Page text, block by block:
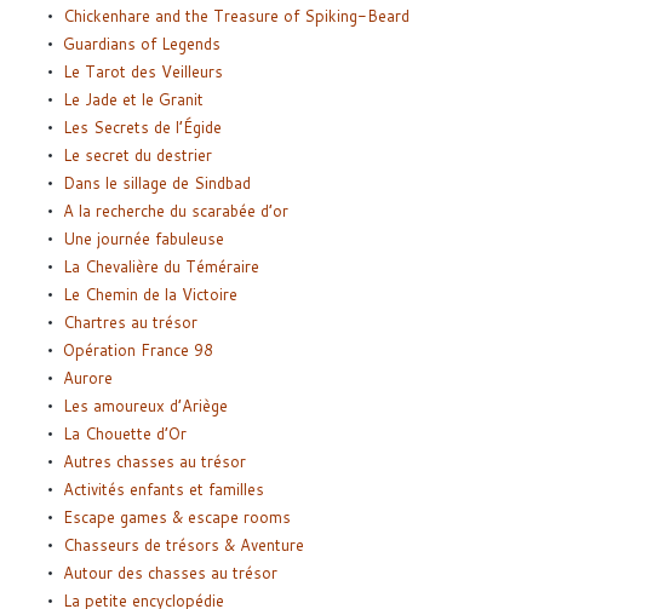
Chickenhare and the Treasure of Spiking-Beard
Guardians of Legends
Le Tarot des Veilleurs
Le Jade et le Granit
Les Secrets de l’Égide
Le secret du destrier
Dans le sillage de Sindbad
A la recherche du scarabée d’or
Une journée fabuleuse
La Chevalière du Téméraire
Le Chemin de la Victoire
Chartres au trésor
Opération France 98
Aurore
Les amoureux d’Ariège
La Chouette d’Or
Autres chasses au trésor
Activités enfants et familles
Escape games & escape rooms
Chasseurs de trésors & Aventure
Autour des chasses au trésor
La petite encyclopédie